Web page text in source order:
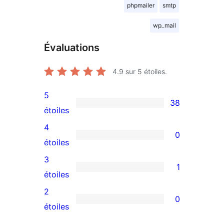
phpmailer smtp
wp_mail
Évaluations
4.9 sur 5 étoiles.
38
avis
à
5
étoiles
5
étoiles
38
0
avis
à
4
étoile
4
étoiles
0
1
avis
à
3
étoiles
1
0
2
étoiles
0